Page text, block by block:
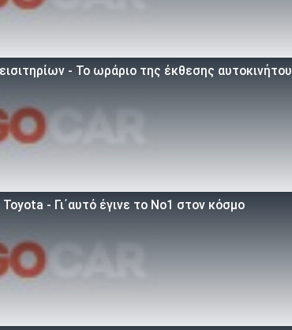
- Το ωράριο της έκθεσης αυτοκινήτου
- Γι΄αυτό έγινε το Νο1 στον κόσμο